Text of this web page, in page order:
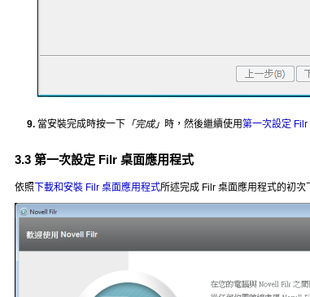
當安裝完成時按一下 「完成」 時，然後繼續使用第一次設定
3.3 第一次設定 Filr 桌面應用程式
依照 下載和安裝 Filr 桌面應用程式所述完成 Filr 桌面應用程式的初